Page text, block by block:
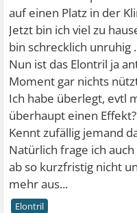
auf einen Platz in der
Jetzt bin ich viel zu
bin schrecklich unruhig .
Nun ist das Elontril ja
Moment gar nichts
Ich habe überlegt, evtl
überhaupt einen Effekt?
Kennt zufällig jemand
Natürlich frage ich
ab so kurzfristig nicht
mehr aus...
Elontril